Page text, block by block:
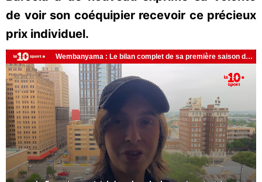
de voir son coéquipier recevoir ce précieux
prix individuel.